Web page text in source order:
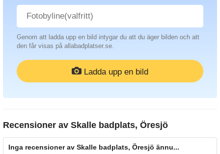
Genom att ladda upp en bild intygar du att du äger bilden och att
den får visas på allabadplatser.se.
Ladda upp en bild
Recensioner av Skalle badplats, Öresjö
Inga recensioner av Skalle badplats, Öresjö ännu...